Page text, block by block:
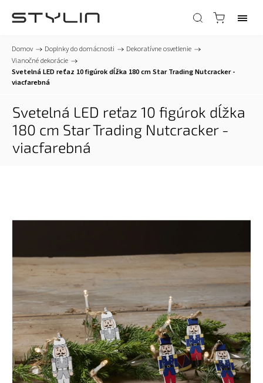
Domov / Doplnky do domácnosti / Dekoratívne osvetlenie /
Vianočné dekorácie /
Svetelná LED reťaz 10 figúrok dĺžka 180 cm Star Trading Nutcracker -
viacfarebná
Svetelná LED reťaz 10 figúrok dĺžka
180 cm Star Trading Nutcracker -
viacfarebná